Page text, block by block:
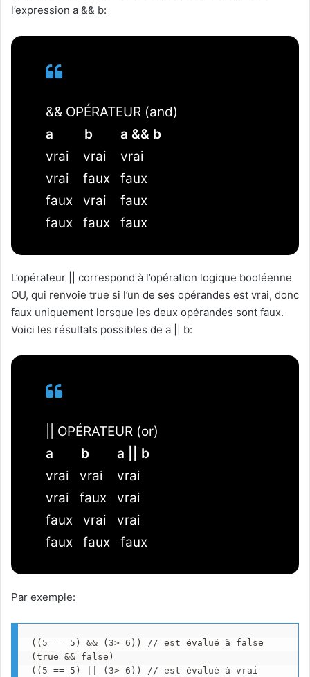
l’expression a && b:
&& OPÉRATEUR (and)
a
b
a && b
vrai vrai vrai
vrai faux faux
faux vrai faux
faux faux faux
L’opérateur || correspond à l’opération logique booléenne
OU, qui renvoie true si l’un de ses opérandes est vrai, donc
faux uniquement lorsque les deux opérandes sont faux.
Voici les résultats possibles de a || b:
|| OPÉRATEUR (or)
a
b
a || b
vrai vrai vrai
vrai faux vrai
faux vrai vrai
faux faux faux
Par exemple:
((5 == 5) && (3> 6)) // est évalué à false
(true && false)
((5 == 5) || (3> 6)) // est évalué à vrai